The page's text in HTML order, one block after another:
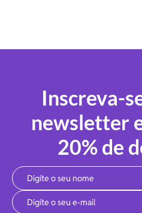
Inscreva-
newsletter
20% de